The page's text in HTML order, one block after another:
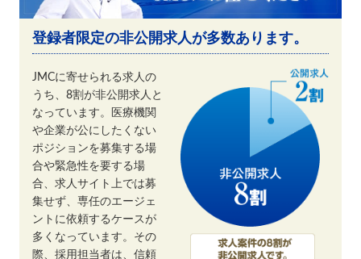
登録者限定の非公開求人が多数あります。
JMCに寄せられる求人の
うち、8割が非公開求人と
なっています。医療機関
や企業が公にしたくない
ポジションを募集する場
合や緊急性を要する場
合、求人サイト上では募
集せず、専任のエージェ
ントに依頼するケースが
多くなっています。その
際、採用担当者は、信頼